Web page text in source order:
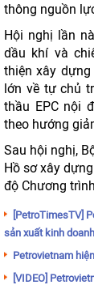
thông nguồn
Hội nghị lần
dầu khí và
thiện xây
lớn về tự chủ
thầu EPC nội
theo hướng
Sau hội nghị,
Hồ sơ xây
độ Chương
[PetroTimesTV]
sản xuất kinh doanh
Petrovietnam
[VIDEO]